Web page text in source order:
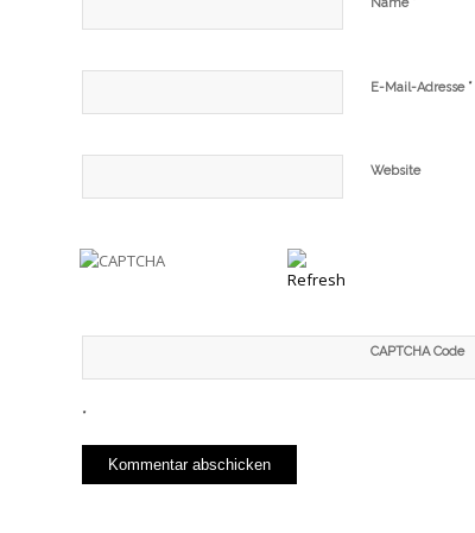
Name
E-Mail-Adresse *
Website
CAPTCHA Code
*